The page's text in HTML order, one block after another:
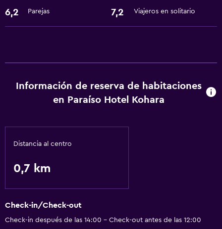
Wifi gratis
Sauna
6,2 Parejas 7,2 Viajeros en solitario
Información de reserva de habitaciones
en Paraíso Hotel Kohara
Distancia al centro
0,7 km
Check-in/Check-out
Check-in después de las 14:00 - Check-out antes de las 12:00